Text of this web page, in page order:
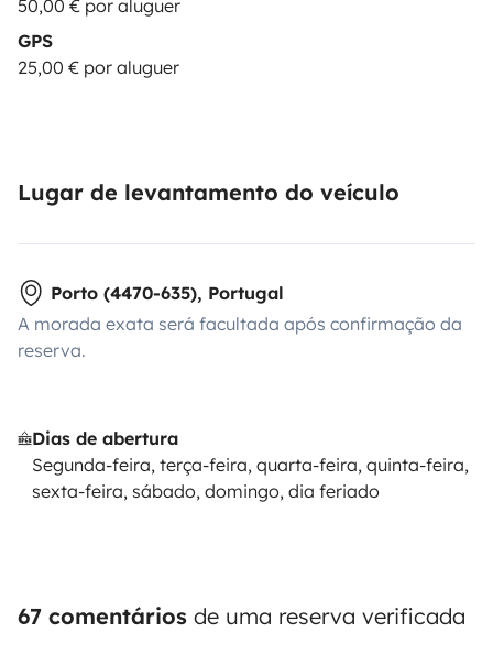
50,00 € por aluguer
GPS
25,00 € por aluguer
Lugar de levantamento do veículo
Porto (4470-635), Portugal
A morada exata será facultada após confirmação da
reserva.
Dias de abertura
Segunda-feira, terça-feira, quarta-feira, quinta-feira,
sexta-feira, sábado, domingo, dia feriado
67 comentários de uma reserva verificada